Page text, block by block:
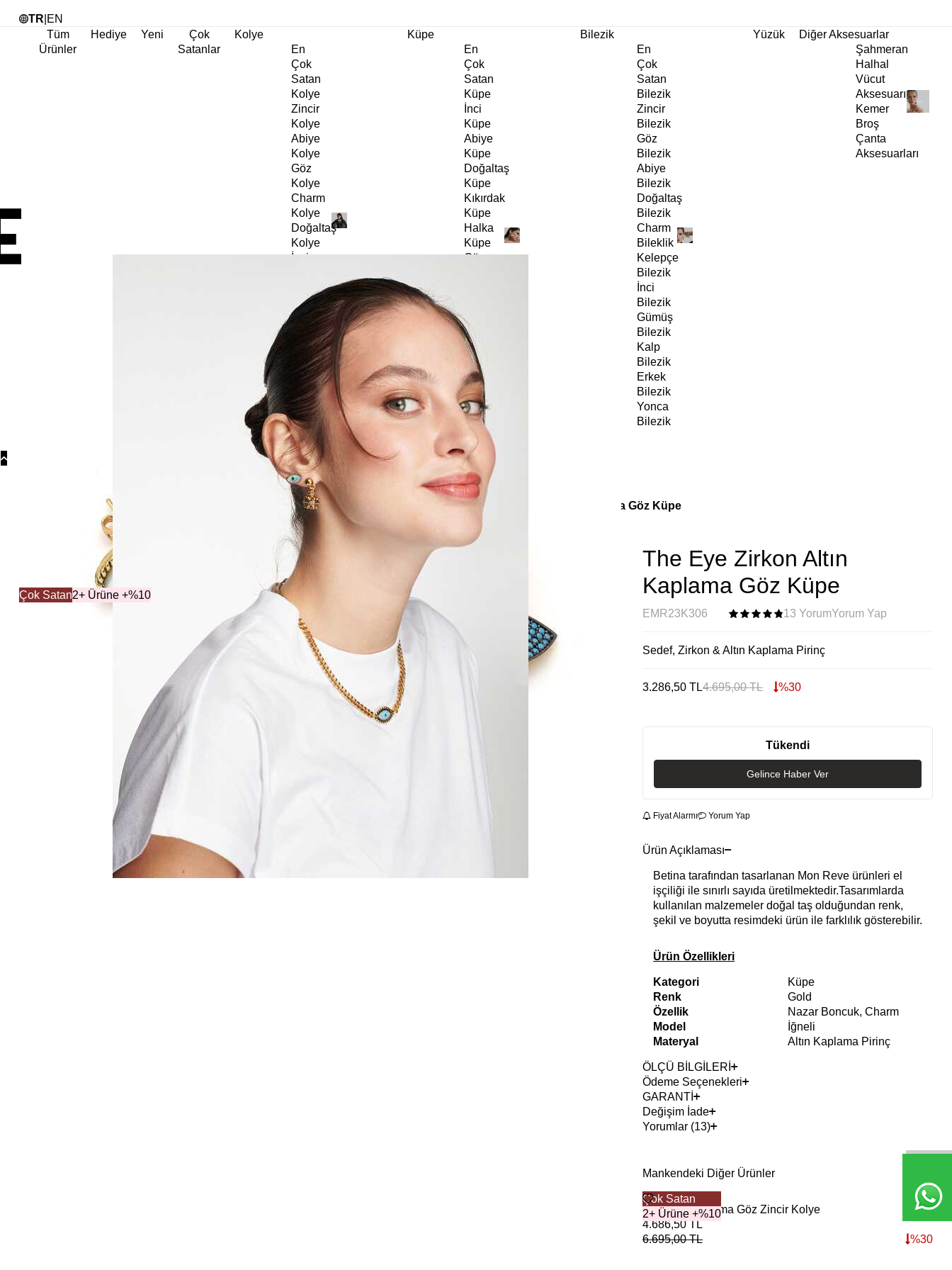
TR EN
Tüm
Ürünler
Hediye Yeni
Çok
Satanlar
Kolye
En
Çok
Satan
Kolye
Zincir
Kolye
Abiye
Kolye
Göz
Kolye
Charm
Kolye
Doğaltaş
Kolye
İnci
Choker
Kolye
Kalp
Kolye
Gümüş
Kolye
Yonca
Kolye
Küpe
En
Çok
Satan
Küpe
İnci
Küpe
Abiye
Küpe
Doğaltaş
Küpe
Kıkırdak
Küpe
Halka
Küpe
Göz
Klipsli
Küpe
Gümüş
Küpe
Kalp
Küpe
Yonca
Küpe
Bilezik
En
Çok
Satan
Bilezik
Zincir
Bilezik
Göz
Bilezik
Abiye
Bilezik
Doğaltaş
Bilezik
Charm
Bileklik
Kelepçe
Bilezik
İnci
Bilezik
Gümüş
Bilezik
Kalp
Bilezik
Erkek
Bilezik
Yonca
Bilezik
Yüzük
Diğer Aksesuarlar
Şahmeran
Halhal
Vücut
Aksesuarı
Kemer
Broş
Çanta
Aksesuarları
Koleksiyonlar Teenage The Eye Zirkon Altın Kaplama Göz Küpe
Çok Satan2+ Ürüne +%10
The Eye Zirkon Altın
Kaplama Göz Küpe
EMR23K306 13 YorumYorum Yap
Sedef, Zirkon & Altın Kaplama Pirinç
3.286,50 TL4.695,00TL %30
Tükendi
Gelince Haber Ver
Fiyat Alarmı Yorum Yap
Ürün Açıklaması
Betina tarafından tasarlanan Mon Reve ürünleri el
işçiliği ile sınırlı sayıda üretilmektedir.Tasarımlarda
kullanılan malzemeler doğal taş olduğundan renk,
şekil ve boyutta resimdeki ürün ile farklılık gösterebilir.
Ürün Özellikleri
Kategori
Küpe
Renk
Gold
Özellik
Nazar Boncuk, Charm
Model
İğneli
Materyal
Altın Kaplama Pirinç
ÖLÇÜ BİLGİLERİ
Ödeme Seçenekleri
GARANTİ
Değişim İade
Yorumlar (13)
Mankendeki Diğer Ürünler
Çok Satan
2+ Ürüne +%10
Mei Altın Kaplama Göz Zincir Kolye
4.686,50TL
6.695,00TL %30